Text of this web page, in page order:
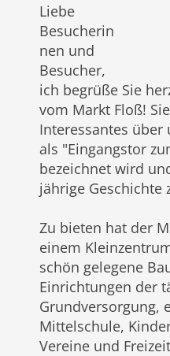
Liebe
Besucherin
nen und
Besucher,
ich begrüße Sie
vom Markt Floß!
Interessantes über
als "Eingangstor
bezeichnet wird
jährige Geschichte
Zu bieten hat der
einem
schön gelegene
Einrichtungen der
Grundversorgung,
Mittelschule,
Vereine und